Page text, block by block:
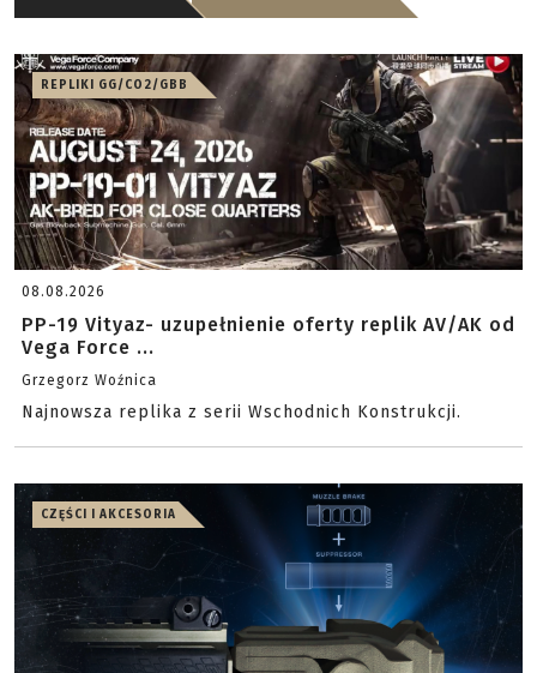
REPLIKI GG/CO2/GBB
08.08.2026
PP-19 Vityaz- uzupełnienie oferty replik AV/AK od
Vega Force ...
Grzegorz Woźnica
Najnowsza replika z serii Wschodnich Konstrukcji.
CZĘŚCI I AKCESORIA